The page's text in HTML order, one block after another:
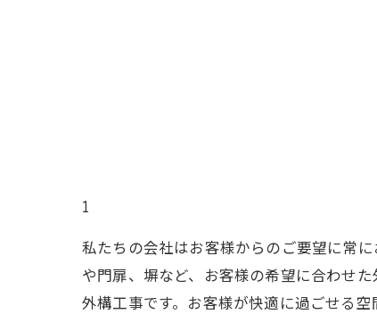
1
私たちの会社はお客様からのご要望に常
や門扉、塀など、お客様の希望に合わせ
外構工事です。お客様が快適に過ごせる